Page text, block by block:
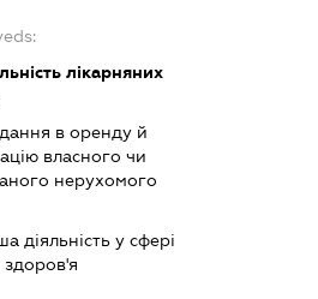
лікарняних
в оренду й
власного чи
нерухомого
діяльність у сфері